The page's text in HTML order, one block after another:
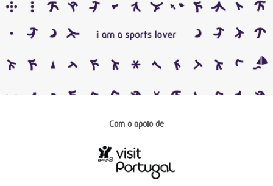
Com o apoio de